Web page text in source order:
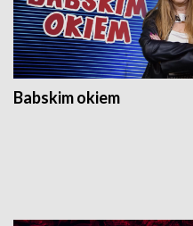
Babskim okiem